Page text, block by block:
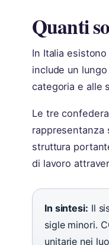
Quanti
In Italia
include un
categoria e alle
Le tre
rappresentanza
struttura
di lavoro
In sintesi: Il
sigle minori.
unitarie nei